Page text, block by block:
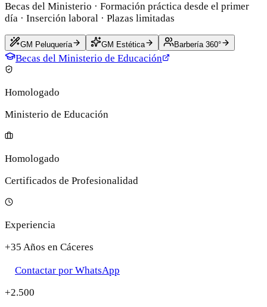
Becas del Ministerio · Formación práctica desde el primer
día · Inserción laboral · Plazas limitadas
GM Peluquería GM Estética Barbería 360°
Becas del Ministerio de Educación
Homologado
Ministerio de Educación
Homologado
Certificados de Profesionalidad
Experiencia
+35 Años en Cáceres
Contactar por WhatsApp
+2.500